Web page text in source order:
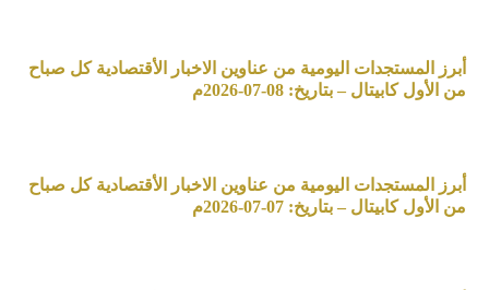
أبرز المستجدات اليومية من عناوين الاخبار الأقتصادية كل صباح
من الأول كابيتال – بتاريخ: 08-07-2026م
أبرز المستجدات اليومية من عناوين الاخبار الأقتصادية كل صباح
من الأول كابيتال – بتاريخ: 07-07-2026م